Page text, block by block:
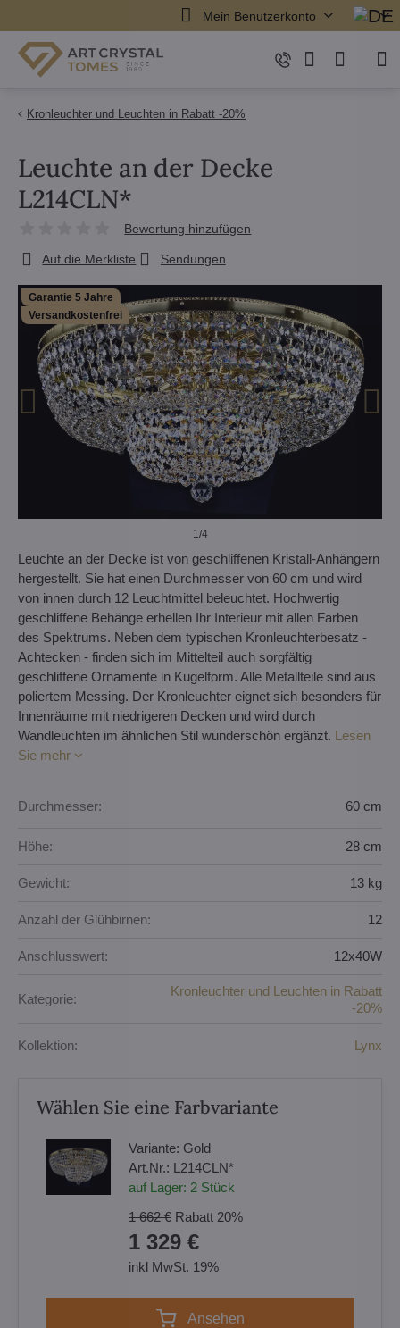
Mein Benutzerkonto
Kronleuchter und Leuchten in Rabatt -20%
Garantie 5 Jahre
Versandkostenfrei
1/4
Leuchte an der Decke
L214CLN*
Bewertung hinzufügen
Auf die Merkliste Sendungen
Leuchte an der Decke ist von geschliffenen Kristall-Anhängern
hergestellt. Sie hat einen Durchmesser von 60 cm und wird
von innen durch 12 Leuchtmittel beleuchtet. Hochwertig
geschliffene Behänge erhellen Ihr Interieur mit allen Farben
des Spektrums. Neben dem typischen Kronleuchterbesatz -
Achtecken - finden sich im Mittelteil auch sorgfältig
geschliffene Ornamente in Kugelform. Alle Metallteile sind aus
poliertem Messing. Der Kronleuchter eignet sich besonders für
Innenräume mit niedrigeren Decken und wird durch
Wandleuchten im ähnlichen Stil wunderschön ergänzt. Lesen
Sie mehr
Durchmesser: 60 cm
Höhe: 28 cm
Gewicht: 13 kg
Anzahl der Glühbirnen: 12
Anschlusswert: 12x40W
Kategorie:
Kronleuchter und Leuchten in Rabatt
-20%
Kollektion: Lynx
Wählen Sie eine Farbvariante
Variante: Gold
Art.Nr.: L214CLN*
auf Lager: 2 Stück
1 662 € Rabatt 20%
1 329 €
inkl MwSt. 19%
Ansehen